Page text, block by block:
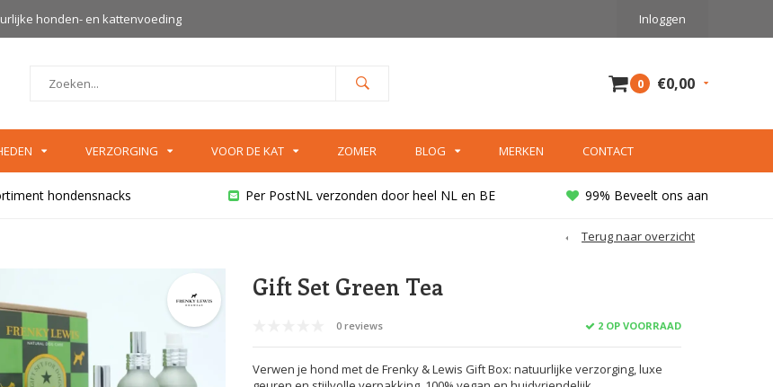
honden- en kattenvoeding Inloggen
0 €0,00
VERZORGING VOOR DE KAT ZOMER BLOG MERKEN CONTACT
hondensnacks Per PostNL verzonden door heel NL en BE 99% Beveelt ons aan
Terug naar overzicht
Gift Set Green Tea
0 reviews 2 OP VOORRAAD
Verwen je hond met de Frenky & Lewis Gift Box: natuurlijke verzorging, luxe